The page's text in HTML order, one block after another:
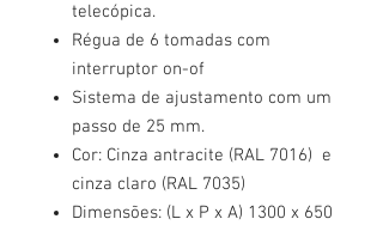
telecópica.
Régua de 6 tomadas com
interruptor on-of
Sistema de ajustamento com um
passo de 25 mm.
Cor: Cinza antracite (RAL 7016) e
cinza claro (RAL 7035)
Dimensões: (L x P x A) 1300 x 650